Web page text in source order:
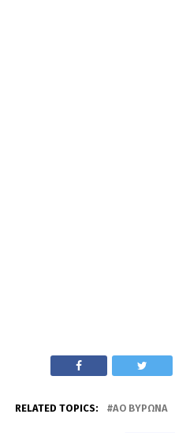
RELATED TOPICS: ΑΟ ΒΎΡΩΝΑ